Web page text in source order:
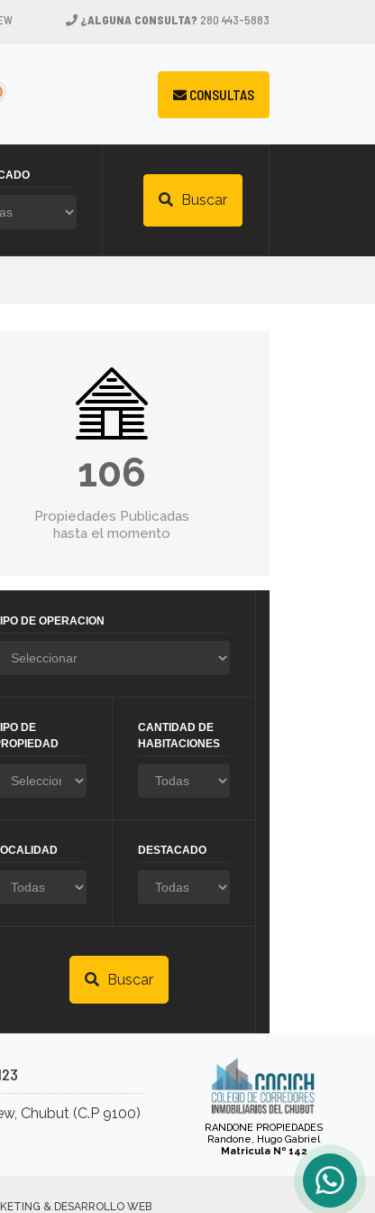
¿ALGUNA CONSULTA? 280 443-5883
CONSULTAS
Buscar
106
Propiedades Publicadas
hasta el momento
DE OPERACION
DE
CANTIDAD DE
HABITACIONES
DESTACADO
Buscar
Chubut (C.P 9100)
RANDONE PROPIEDADES
Randone, Hugo Gabriel
Matricula Nº 142
& DESARROLLO WEB